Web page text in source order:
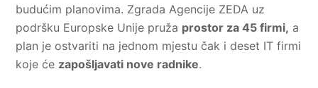
budućim planovima. Zgrada Agencije ZEDA uz
podršku Europske Unije pruža prostor za 45 firmi, a
plan je ostvariti na jednom mjestu čak i deset IT firmi
koje će zapošljavati nove radnike.